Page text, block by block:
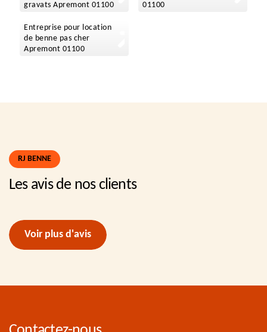
gravats Apremont 01100
01100
Entreprise pour location
de benne pas cher
Apremont 01100
RJ BENNE
Les avis de nos clients
Voir plus d'avis